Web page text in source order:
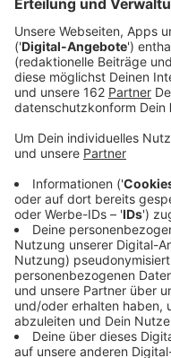
Anzeige
Allein in diesem Jahr
140 unbekannte
dadurch sogar der
Laut RP wurden der
auch hier zwei Mal
registriert waren. Eine
eine weitere beim
gesteuert hat,
Wahrscheinlich ist
Zusammenhang mit
die Zeitung. Folgen